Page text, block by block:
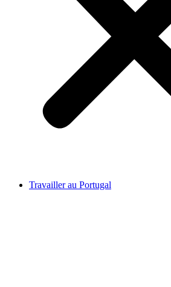
Travailler au Portugal